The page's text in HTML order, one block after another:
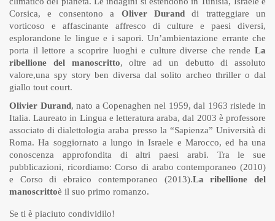
Corsica, e consentono a Oliver Duranddi tratteggiare un
vorticoso e affascinante affresco di culture e paesi diversi,
esplorandone le lingue e i sapori. Un’ambientazione errante che
porta il lettore a scoprire luoghi e culture diverse che rende La
ribellione del manoscritto, oltre ad un debutto di assoluto
valore,una spy story ben diversa dal solito archeo thriller o dal
giallo tout court.
Olivier Durand, nato a Copenaghen nel 1959, dal 1963 risiede in
Italia. Laureato in Lingua e letteratura araba, dal 2003 è professore
associato di dialettologia araba presso la “Sapienza” Università di
Roma. Ha soggiornato a lungo in Israele e Marocco, ed ha una
conoscenza approfondita di altri paesi arabi. Tra le sue
pubblicazioni, ricordiamo: Corso di arabo contemporaneo (2010)
e Corso di ebraico contemporaneo (2013).La ribellione del
manoscrittoè il suo primo romanzo.
Se ti è piaciuto condividilo!